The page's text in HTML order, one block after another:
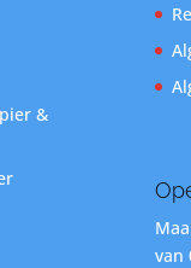
&
van